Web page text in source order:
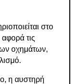
στο
τις
οχημάτων,
η αυστηρή